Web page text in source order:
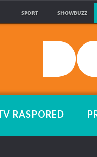
SPORT SHOWBUZZ
RASPORED